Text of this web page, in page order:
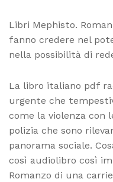
Libri Mephisto.
fanno credere nel
nella possibilità di
La libro italiano pdf
urgente che
come la violenza con
polizia che sono
panorama sociale.
così audiolibro così
Romanzo di una